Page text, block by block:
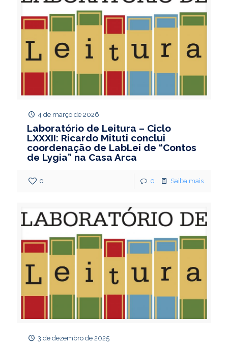
4 de março de 2026
Laboratório de Leitura – Ciclo
LXXXII: Ricardo Mituti conclui
coordenação de LabLei de “Contos
de Lygia” na Casa Arca
0 0 Saiba mais
3 de dezembro de 2025